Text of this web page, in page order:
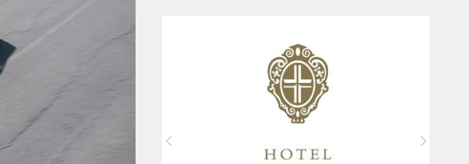
riferimenti al glamour d’altri tempi
Milano Portofino 2026, un evento
esclusivo con equipaggi che arrivano